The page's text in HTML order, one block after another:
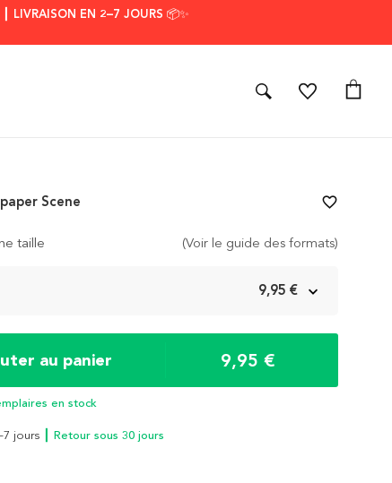
LIVRAISON EN 2–7 JOURS 📦✨
taille (Voir le guide des formats)
9,95 €
au panier 9,95 €
en stock
jours ┃ Retour sous 30 jours
Scene favorite_border